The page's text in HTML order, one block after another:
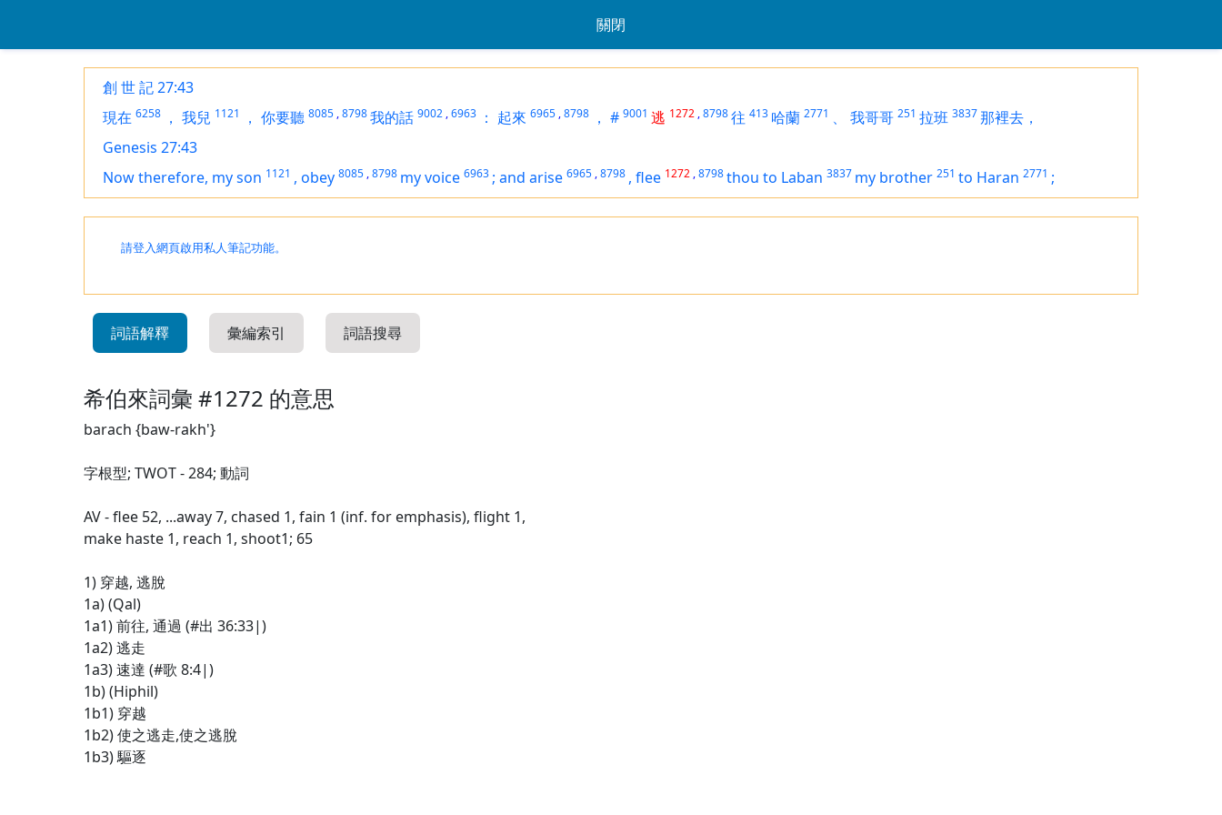
關閉
創 世 記 27:43
現在 6258 ， 我兒 1121 ， 你要聽 8085 ,8798我的話 9002 ,6963 ： 起來 6965 ,8798 ， # 9001 逃 1272 ,8798往 413 哈蘭 2771 、 我哥哥 251 拉班 3837那裡去，
Genesis 27:43
Now therefore, my son 1121 , obey 8085 ,8798 my voice 6963 ; and arise 6965 ,8798 , flee 1272 ,8798thou to Laban 3837 my brother 251 to Haran 2771 ;
請登入網頁啟用私人筆記功能。
詞語解釋 彙編索引 詞語搜尋
希伯來詞彙 #1272 的意思
barach {baw-rakh'}
字根型; TWOT - 284; 動詞
AV - flee 52, ...away 7, chased 1, fain 1 (inf. for emphasis), flight 1,
make haste 1, reach 1, shoot1; 65
1) 穿越, 逃脫
1a) (Qal)
1a1) 前往, 通過 (#出 36:33|)
1a2) 逃走
1a3) 速達 (#歌 8:4|)
1b) (Hiphil)
1b1) 穿越
1b2) 使之逃走,使之逃脫
1b3) 驅逐